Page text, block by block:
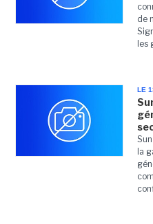
de
les
LE
la